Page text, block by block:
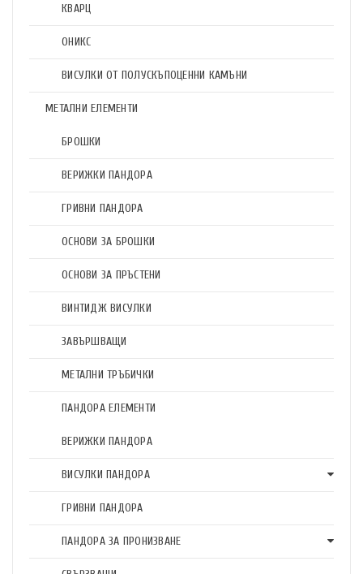
КВАРЦ
ОНИКС
ВИСУЛКИ ОТ ПОЛУСКЪПОЦЕННИ КАМЪНИ
МЕТАЛНИ ЕЛЕМЕНТИ
БРОШКИ
ВЕРИЖКИ ПАНДОРА
ГРИВНИ ПАНДОРА
ОСНОВИ ЗА БРОШКИ
ОСНОВИ ЗА ПРЪСТЕНИ
ВИНТИДЖ ВИСУЛКИ
ЗАВЪРШВАЩИ
МЕТАЛНИ ТРЪБИЧКИ
ПАНДОРА ЕЛЕМЕНТИ
ВЕРИЖКИ ПАНДОРА
ВИСУЛКИ ПАНДОРА
ГРИВНИ ПАНДОРА
ПАНДОРА ЗА ПРОНИЗВАНЕ